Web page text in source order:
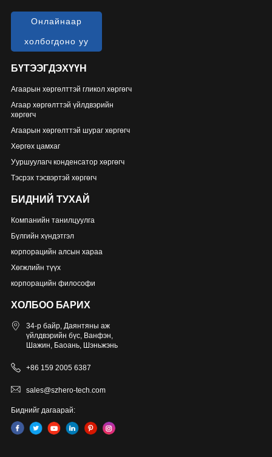
Онлайнаар
холбогдоно уу
БҮТЭЭГДЭХҮҮН
Агаарын хөргөлттэй гликол хөргөгч
Агаар хөргөлттэй үйлдвэрийн
хөргөгч
Агаарын хөргөлттэй шураг хөргөгч
Хөргөх цамхаг
Ууршуулагч конденсатор хөргөгч
Тэсрэх тэсвэртэй хөргөгч
БИДНИЙ ТУХАЙ
Компанийн танилцуулга
Бүлгийн хүндэтгэл
корпорацийн алсын хараа
Хөгжлийн түүх
корпорацийн философи
ХОЛБОО БАРИХ
34-р байр, Даянтяны аж
үйлдвэрийн бүс, Ванфэн,
Шажин, Баоань, Шэньжэнь
+86 159 2005 6387
sales@szhero-tech.com
Биднийг дагаарай: